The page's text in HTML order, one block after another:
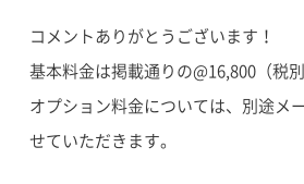
コメントありがとうございます！
基本料金は掲載通りの@16,800（税別
オプション料金については、別途メ
せていただきます。